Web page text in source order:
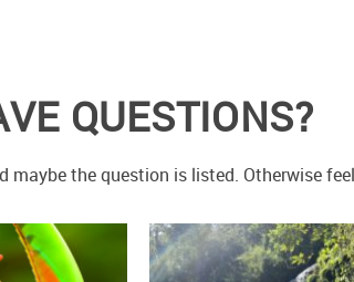
QUESTIONS?
maybe the question is listed. Otherwise